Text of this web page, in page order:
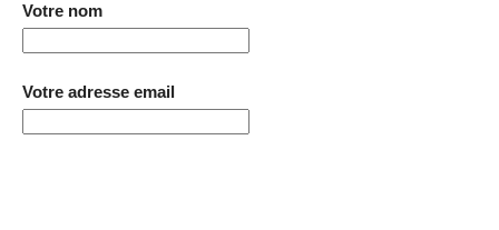
Votre nom
Votre adresse email